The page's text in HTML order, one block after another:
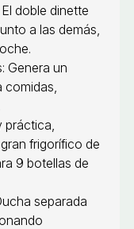
doble dinette
a las demás,
Genera un
frigorífico de
9 botellas de
separada